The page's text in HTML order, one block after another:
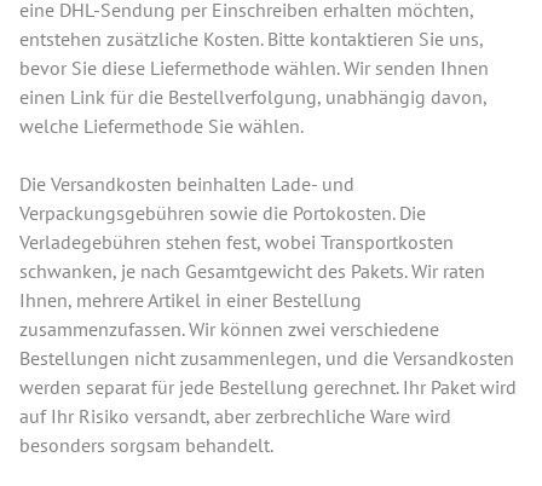
eine DHL-Sendung per Einschreiben erhalten möchten,
entstehen zusätzliche Kosten. Bitte kontaktieren Sie uns,
bevor Sie diese Liefermethode wählen. Wir senden Ihnen
einen Link für die Bestellverfolgung, unabhängig davon,
welche Liefermethode Sie wählen.
Die Versandkosten beinhalten Lade- und
Verpackungsgebühren sowie die Portokosten. Die
Verladegebühren stehen fest, wobei Transportkosten
schwanken, je nach Gesamtgewicht des Pakets. Wir raten
Ihnen, mehrere Artikel in einer Bestellung
zusammenzufassen. Wir können zwei verschiedene
Bestellungen nicht zusammenlegen, und die Versandkosten
werden separat für jede Bestellung gerechnet. Ihr Paket wird
auf Ihr Risiko versandt, aber zerbrechliche Ware wird
besonders sorgsam behandelt.